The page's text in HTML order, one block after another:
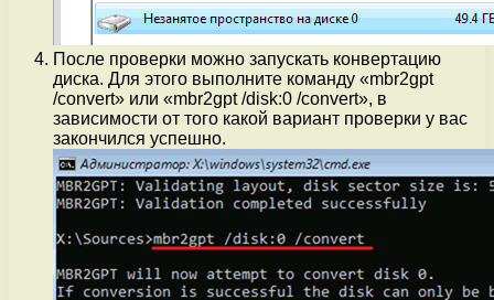
После проверки можно запускать конвертацию
диска. Для этого выполните команду «mbr2gpt
/convert» или «mbr2gpt /disk:0 /convert», в
зависимости от того какой вариант проверки у вас
закончился успешно.